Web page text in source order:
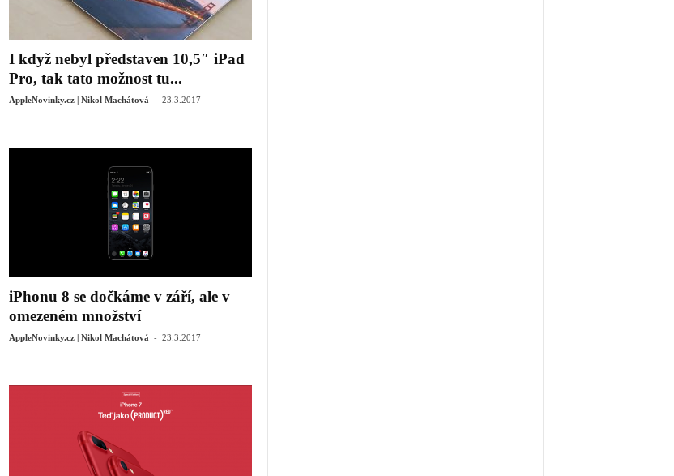
I když nebyl představen 10,5″ iPad
Pro, tak tato možnost tu...
AppleNovinky.cz | Nikol Machátová - 23.3.2017
iPhonu 8 se dočkáme v září, ale v
omezeném množství
AppleNovinky.cz | Nikol Machátová - 23.3.2017